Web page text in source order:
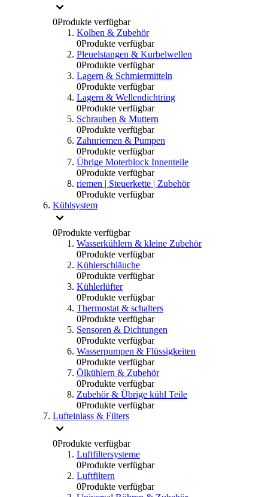
0Produkte verfügbar
Kolben & Zubehör
0Produkte verfügbar
Pleuelstangen & Kurbelwellen
0Produkte verfügbar
Lagern & Schmiermitteln
0Produkte verfügbar
Lagern & Wellendichtring
0Produkte verfügbar
Schrauben & Muttern
0Produkte verfügbar
Zahnriemen & Pumpen
0Produkte verfügbar
Übrige Moterblock Innenteile
0Produkte verfügbar
riemen | Steuerkette | Zubehör
0Produkte verfügbar
Kühlsystem
0Produkte verfügbar
Wasserkühlern & kleine Zubehör
0Produkte verfügbar
Kühlerschläuche
0Produkte verfügbar
Kühlerlüfter
0Produkte verfügbar
Thermostat & schalters
0Produkte verfügbar
Sensoren & Dichtungen
0Produkte verfügbar
Wasserpumpen & Flüssigkeiten
0Produkte verfügbar
Ölkühlern & Zubehör
0Produkte verfügbar
Zubehör & Übrige kühl Teile
0Produkte verfügbar
Lufteinlass & Filters
0Produkte verfügbar
Luftfiltersysteme
0Produkte verfügbar
Luftfiltern
0Produkte verfügbar